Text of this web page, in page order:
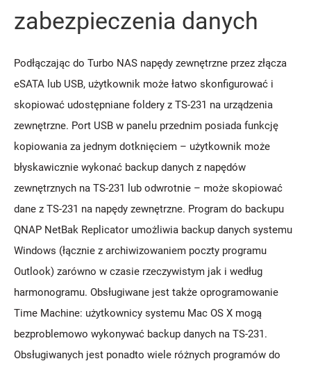
zabezpieczenia danych
Podłączając do Turbo NAS napędy zewnętrzne przez złącza
eSATA lub USB, użytkownik może łatwo skonfigurować i
skopiować udostępniane foldery z TS-231 na urządzenia
zewnętrzne. Port USB w panelu przednim posiada funkcję
kopiowania za jednym dotknięciem – użytkownik może
błyskawicznie wykonać backup danych z napędów
zewnętrznych na TS-231 lub odwrotnie – może skopiować
dane z TS-231 na napędy zewnętrzne. Program do backupu
QNAP NetBak Replicator umożliwia backup danych systemu
Windows (łącznie z archiwizowaniem poczty programu
Outlook) zarówno w czasie rzeczywistym jak i według
harmonogramu. Obsługiwane jest także oprogramowanie
Time Machine: użytkownicy systemu Mac OS X mogą
bezproblemowo wykonywać backup danych na TS-231.
Obsługiwanych jest ponadto wiele różnych programów do